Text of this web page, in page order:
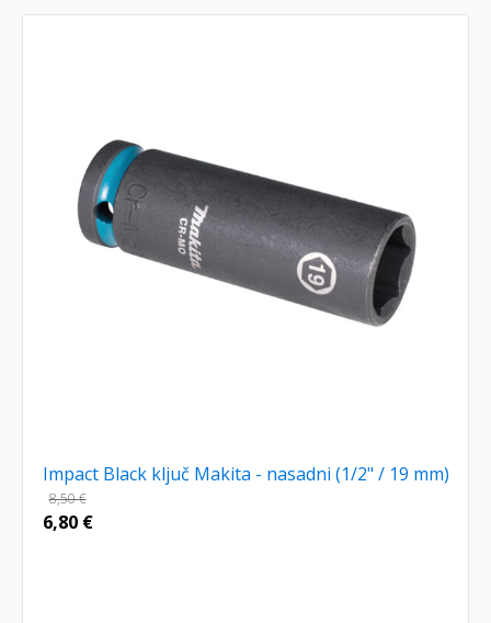
Impact Black ključ Makita - nasadni (1/2" / 19 mm)
8,50€
6,80 €